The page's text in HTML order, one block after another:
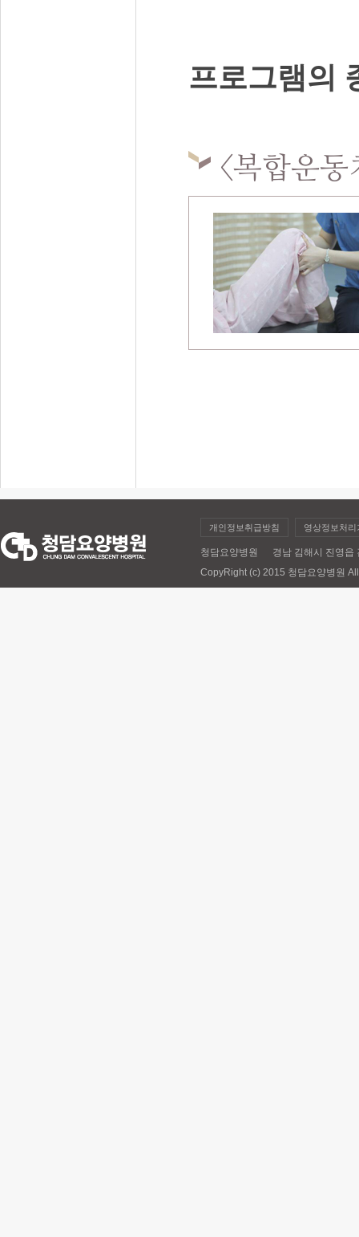
프로그램의
<복합운동
개인정보취급방침 영상정보처
청담요양병원 경남 김해시 진영
CopyRight (c) 2015 청담요양병원